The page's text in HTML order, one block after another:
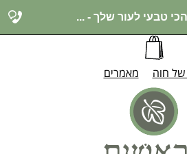
טבעי לעור שלך - ...
של חוה מאמרים